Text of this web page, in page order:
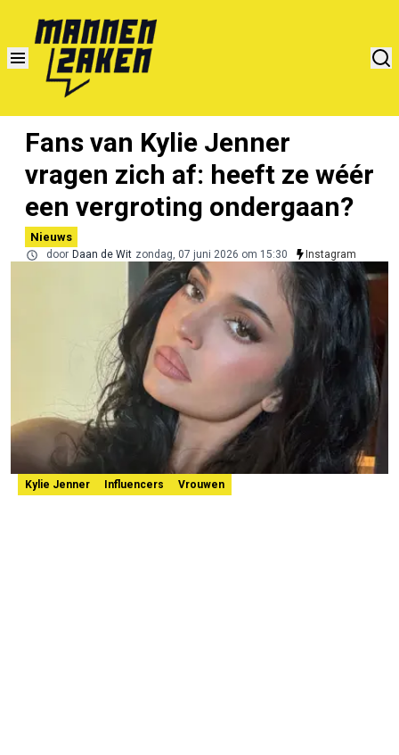
Fans van Kylie Jenner
vragen zich af: heeft ze wéér
een vergroting ondergaan?
Nieuws
door Daan de Wit zondag, 07 juni 2026 om 15:30 Instagram
Kylie Jenner Influencers Vrouwen